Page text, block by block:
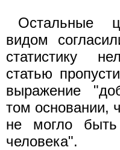
Остальные
видом
статистику
статью
выражение
том основании,
не могло
человека".